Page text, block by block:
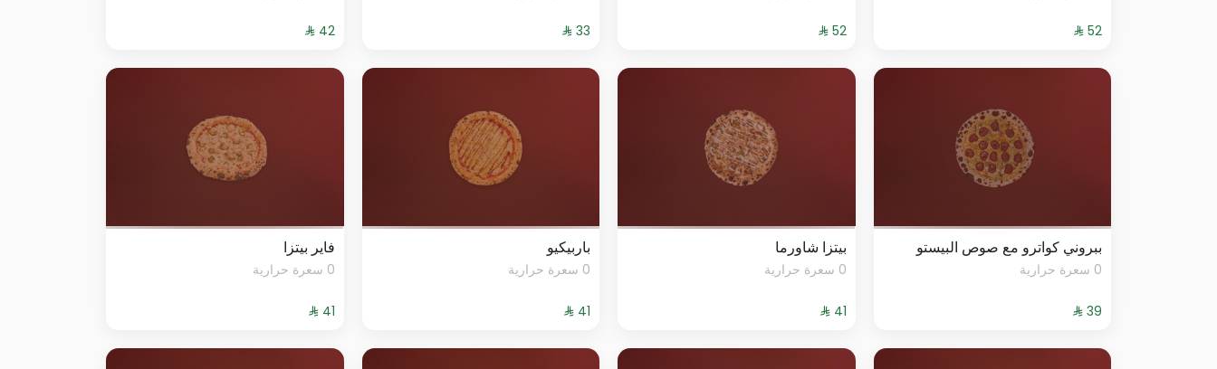
⁨⁦‪‬ 52⁩
⁨⁦‪‬ 42⁩
ببروني كواترو مع صوص البيستو
0 سعرة حرارية
بيتزا شاورما
0 سعرة حرارية
باربيكيو
0 سعرة حرارية
فاير بيتزا
0 سعرة حرارية